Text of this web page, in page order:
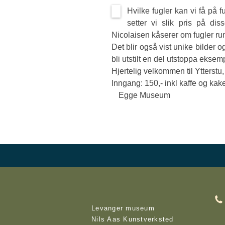
Hvilke fugler kan vi få på
setter vi slik pris på
Nicolaisen kåserer om fugler
Det blir også vist unike bilder
bli utstilt en del utstoppa
Hjertelig velkommen til
Inngang: 150,- inkl kaffe og
Egge Museum
Levanger museum
Nils Aas Kunstverksted